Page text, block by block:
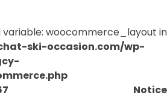
variable: woocommerce_layout in
ski-occasion.com/wp-
Notice